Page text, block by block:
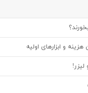
و ابزارهای اولیه